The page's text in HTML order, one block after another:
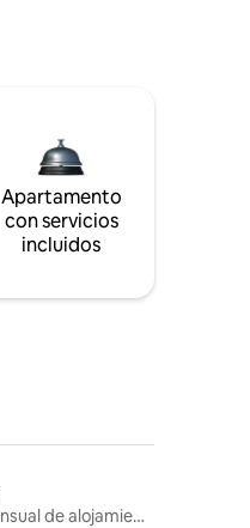
Apartamento
con servicios
incluidos
Renta mensual de alojamientos